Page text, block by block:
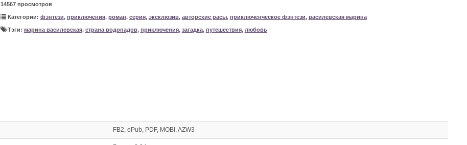
14567 просмотров
Категории: фэнтези, приключения, роман, серия, эксклюзив, авторские расы, приключенческое фэнтези, василевская марина
Тэги: марина василевская, страна водопадов, приключения, загадка, путешествия, любовь
FB2, ePub, PDF, MOBI, AZW3